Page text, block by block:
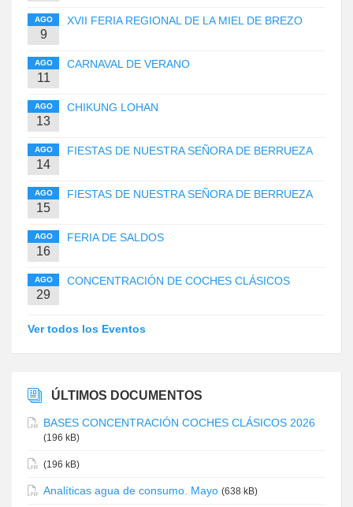
AGO
9
XVII FERIA REGIONAL DE LA MIEL DE BREZO
AGO
11
CARNAVAL DE VERANO
AGO
13
CHIKUNG LOHAN
AGO
14
FIESTAS DE NUESTRA SEÑORA DE BERRUEZA
AGO
15
FIESTAS DE NUESTRA SEÑORA DE BERRUEZA
AGO
16
FERIA DE SALDOS
AGO
29
CONCENTRACIÓN DE COCHES CLÁSICOS
Ver todos los Eventos
ÚLTIMOS DOCUMENTOS
BASES CONCENTRACIÓN COCHES CLÁSICOS 2026
(196 kB)
(196 kB)
Analíticas agua de consumo. Mayo (638 kB)